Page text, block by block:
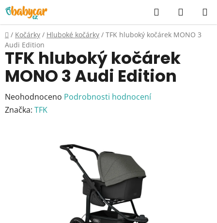
Přejít
na
obsah
Hledat
KOŠÍK
Domů
/ Kočárky / Hluboké kočárky / TFK hluboký kočárek MONO 3
Audi Edition
TFK hluboký kočárek
MONO 3 Audi Edition
Průměrné
hodnocení
Neohodnoceno Podrobnosti hodnocení
Značka: TFK